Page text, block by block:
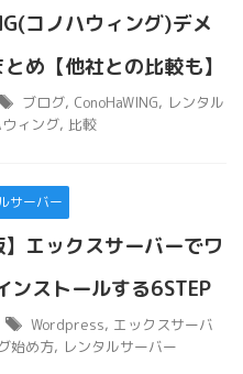
コノハウィング)デメ
め【他社との比較も】
ブログ, ConoHaWING, レンタル
ィング, 比較
サーバー
】エックスサーバーでワ
ンストールする6STEP
Wordpress, エックスサーバ
始め方, レンタルサーバー